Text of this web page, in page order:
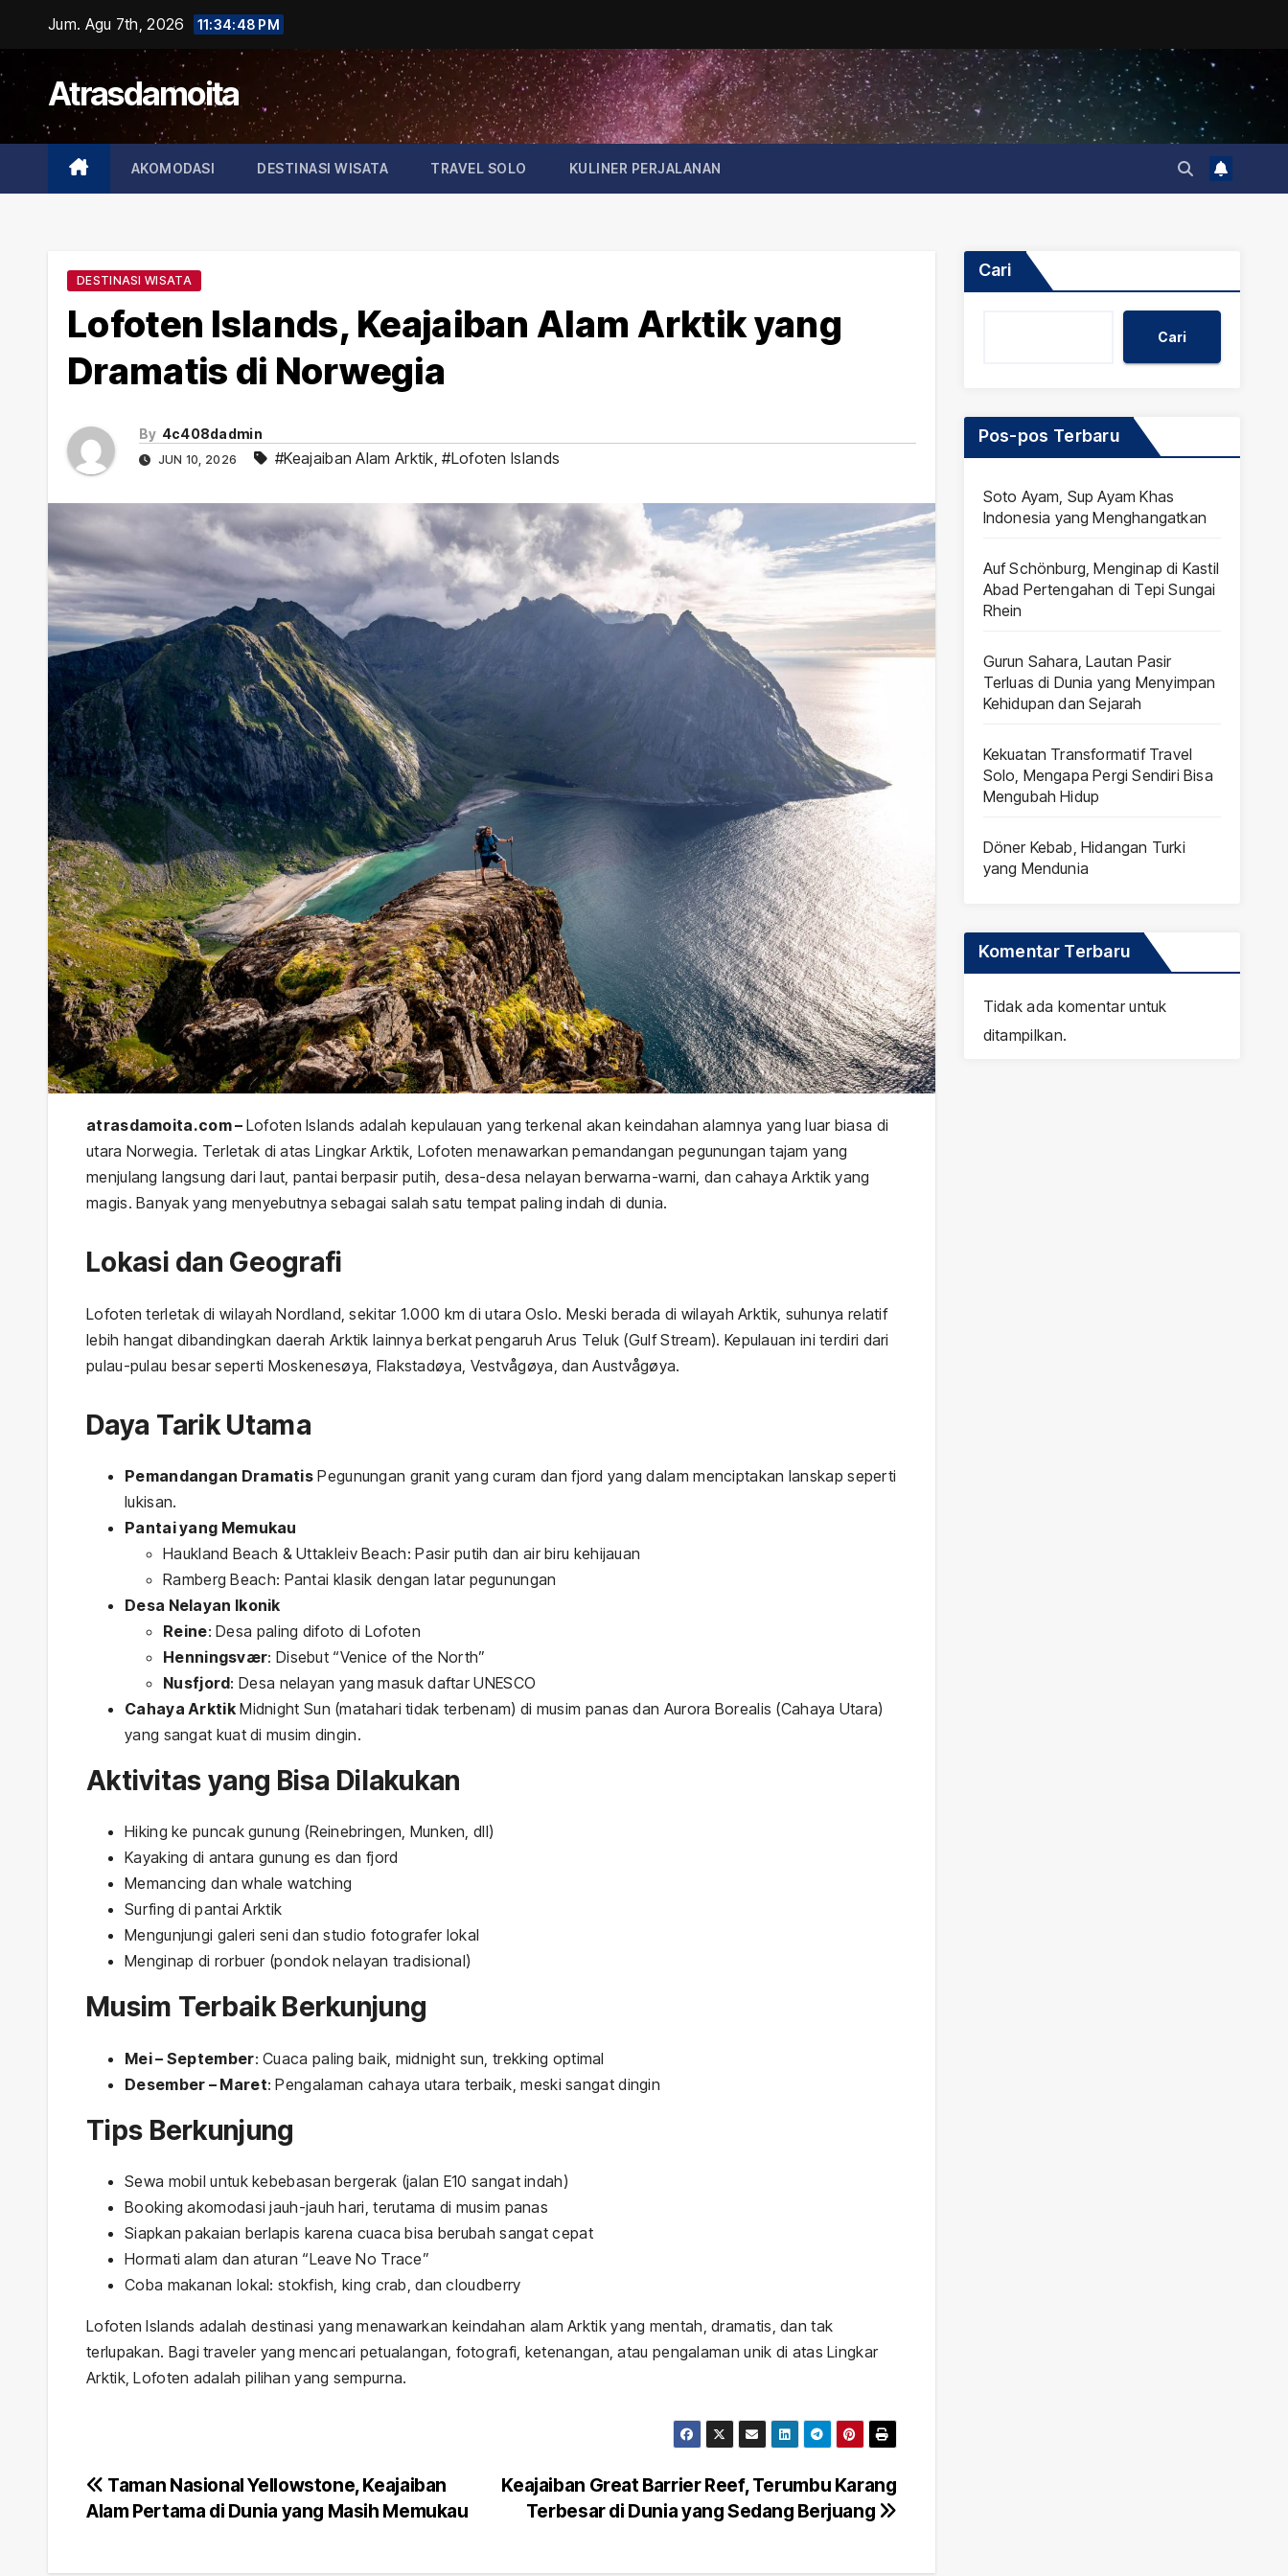
content
Jum. Agu 7th, 2026 11:34:49 PM
Atrasdamoita
AKOMODASI DESTINASI WISATA TRAVEL SOLO KULINER PERJALANAN
DESTINASI WISATA
Lofoten Islands, Keajaiban Alam Arktik yang
Dramatis di Norwegia
By 4c408dadmin
JUN 10, 2026 #Keajaiban Alam Arktik,#Lofoten Islands
atrasdamoita.com – Lofoten Islands adalah kepulauan yang terkenal akan keindahan alamnya yang luar biasa di
utara Norwegia. Terletak di atas Lingkar Arktik, Lofoten menawarkan pemandangan pegunungan tajam yang
menjulang langsung dari laut, pantai berpasir putih, desa-desa nelayan berwarna-warni, dan cahaya Arktik yang
magis. Banyak yang menyebutnya sebagai salah satu tempat paling indah di dunia.
Lokasi dan Geografi
Lofoten terletak di wilayah Nordland, sekitar 1.000 km di utara Oslo. Meski berada di wilayah Arktik, suhunya relatif
lebih hangat dibandingkan daerah Arktik lainnya berkat pengaruh Arus Teluk (Gulf Stream). Kepulauan ini terdiri dari
pulau-pulau besar seperti Moskenesøya, Flakstadøya, Vestvågøya, dan Austvågøya.
Daya Tarik Utama
Pemandangan Dramatis Pegunungan granit yang curam dan fjord yang dalam menciptakan lanskap seperti
lukisan.
Pantai yang Memukau
Haukland Beach & Uttakleiv Beach: Pasir putih dan air biru kehijauan
Ramberg Beach: Pantai klasik dengan latar pegunungan
Desa Nelayan Ikonik
Reine: Desa paling difoto di Lofoten
Henningsvær: Disebut “Venice of the North”
Nusfjord: Desa nelayan yang masuk daftar UNESCO
Cahaya ArktikMidnight Sun (matahari tidak terbenam) di musim panas dan Aurora Borealis (Cahaya Utara)
yang sangat kuat di musim dingin.
Aktivitas yang Bisa Dilakukan
Hiking ke puncak gunung (Reinebringen, Munken, dll)
Kayaking di antara gunung es dan fjord
Memancing dan whale watching
Surfing di pantai Arktik
Mengunjungi galeri seni dan studio fotografer lokal
Menginap di rorbuer (pondok nelayan tradisional)
Musim Terbaik Berkunjung
Mei – September: Cuaca paling baik, midnight sun, trekking optimal
Desember – Maret: Pengalaman cahaya utara terbaik, meski sangat dingin
Tips Berkunjung
Sewa mobil untuk kebebasan bergerak (jalan E10 sangat indah)
Booking akomodasi jauh-jauh hari, terutama di musim panas
Siapkan pakaian berlapis karena cuaca bisa berubah sangat cepat
Hormati alam dan aturan “Leave No Trace”
Coba makanan lokal: stokfish, king crab, dan cloudberry
Lofoten Islands adalah destinasi yang menawarkan keindahan alam Arktik yang mentah, dramatis, dan tak
terlupakan. Bagi traveler yang mencari petualangan, fotografi, ketenangan, atau pengalaman unik di atas Lingkar
Arktik, Lofoten adalah pilihan yang sempurna.
Navigasi
Keajaiban Great Barrier Reef, Terumbu Karang
Terbesar di Dunia yang Sedang Berjuang
Taman Nasional Yellowstone, Keajaiban
Alam Pertama di Dunia yang Masih Memukau
Cari
Cari
Pos-pos Terbaru
Soto Ayam, Sup Ayam Khas
Indonesia yang Menghangatkan
Auf Schönburg, Menginap di Kastil
Abad Pertengahan di Tepi Sungai
Rhein
Gurun Sahara, Lautan Pasir
Terluas di Dunia yang Menyimpan
Kehidupan dan Sejarah
Kekuatan Transformatif Travel
Solo, Mengapa Pergi Sendiri Bisa
Mengubah Hidup
Döner Kebab, Hidangan Turki
yang Mendunia
Komentar Terbaru
Tidak ada komentar untuk
ditampilkan.